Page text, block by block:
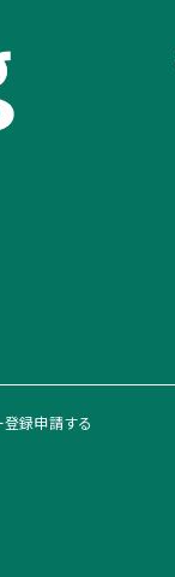
録申請する